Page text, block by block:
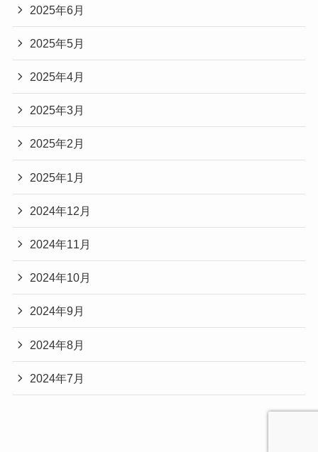
2025年6月
2025年5月
2025年4月
2025年3月
2025年2月
2025年1月
2024年12月
2024年11月
2024年10月
2024年9月
2024年8月
2024年7月